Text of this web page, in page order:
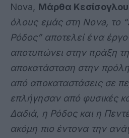
Nova, Μάρθα Κεσίσογλου
όλους εμάς στη Nova, το
Ρόδος” αποτελεί ένα
αποτυπώνει στην πράξη
αποκατάσταση στην
από αποκαταστάσεις σε
επλήγησαν από φυσικές
Δαδιά, η Ρόδος και η
ακόμη πιο έντονα την